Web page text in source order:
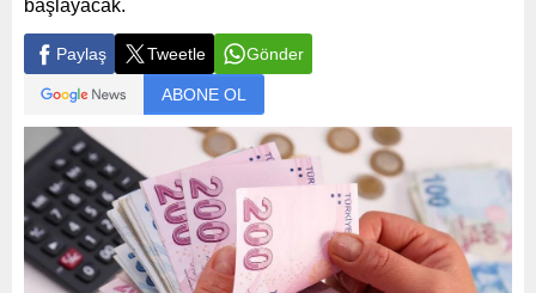
başlayacak.
Paylaş Tweetle Gönder
ABONE OL